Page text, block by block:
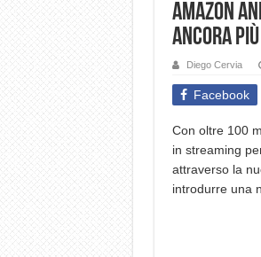
Amazon
ancora
Diego Cervia
Facebook
Con oltre 100
in streaming
attraverso la
introdurre una